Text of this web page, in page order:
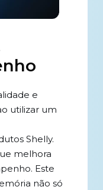
e
utilizar um
Shelly.
melhora
Este
não só